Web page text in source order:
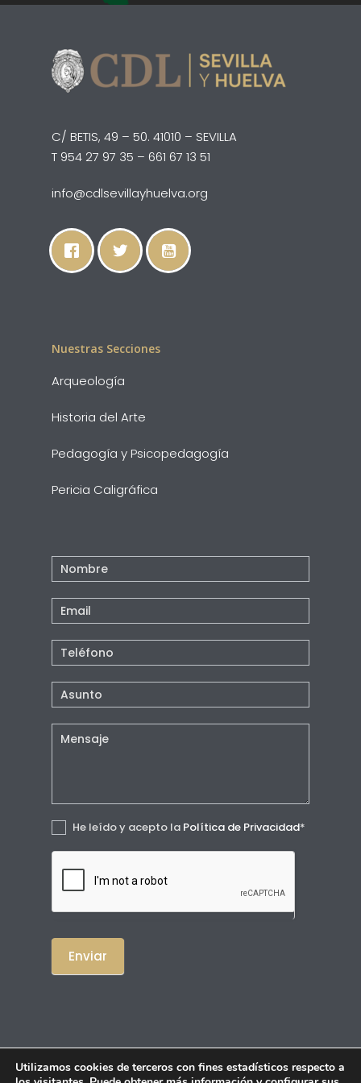
C/ BETIS, 49 – 50. 41010 – SEVILLA
T 954 27 97 35 – 661 67 13 51
info@cdlsevillayhuelva.org
Nuestras Secciones
Arqueología
Historia del Arte
Pedagogía y Psicopedagogía
Pericia Caligráfica
Contacto
Pie
Pagina
He leído y acepto la Política de Privacidad*
Enviar
Uso de instalaciones
Biblioteca
Incidencias
Utilizamos cookies de terceros con fines estadísticos respecto a